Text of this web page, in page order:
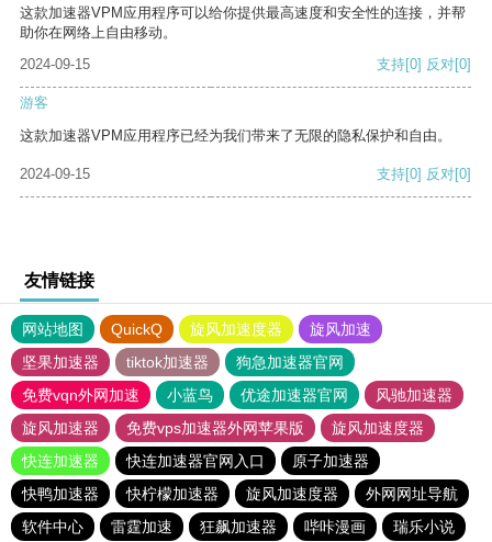
这款加速器VPM应用程序可以给你提供最高速度和安全性的连接，并帮
助你在网络上自由移动。
2024-09-15
支持[0] 反对[0]
游客
这款加速器VPM应用程序已经为我们带来了无限的隐私保护和自由。
2024-09-15 支持[0] 反对[0]
友情链接
网站地图 QuickQ 旋风加速度器
旋风加速
坚果加速器
tiktok加速器
狗急加速器官网
免费vqn外网加速
小蓝鸟 优途加速器官网
风驰加速器
旋风加速器
免费vps加速器外网苹果版
旋风加速度器
快连加速器
快连加速器官网入口
原子加速器
快鸭加速器
快柠檬加速器 旋风加速度器
外网网址导航
软件中心
雷霆加速 狂飙加速器 哔咔漫画
瑞乐小说